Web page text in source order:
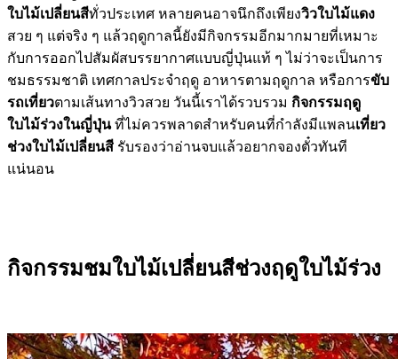
ใบไม้เปลี่ยนสีทั่วประเทศ หลายคนอาจนึกถึงเพียงวิวใบไม้แดง
สวย ๆ แต่จริง ๆ แล้วฤดูกาลนี้ยังมีกิจกรรมอีกมากมายที่เหมาะ
กับการออกไปสัมผัสบรรยากาศแบบญี่ปุ่นแท้ ๆ ไม่ว่าจะเป็นการ
ชมธรรมชาติ เทศกาลประจำฤดู อาหารตามฤดูกาล หรือการขับ
รถเที่ยวตามเส้นทางวิวสวย วันนี้เราได้รวบรวม กิจกรรมฤดู
ใบไม้ร่วงในญี่ปุ่นที่ไม่ควรพลาดสำหรับคนที่กำลังมีแพลนเที่ยว
ช่วงใบไม้เปลี่ยนสี รับรองว่าอ่านจบแล้วอยากจองตั๋วทันที
แน่นอน
กิจกรรมชมใบไม้เปลี่ยนสีช่วงฤดูใบไม้ร่วง